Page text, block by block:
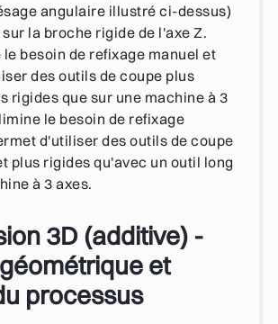
angulaire illustré ci-dessus)
la broche rigide de l'axe Z.
besoin de refixage manuel et
des outils de coupe plus
rigides que sur une machine à 3
le besoin de refixage
d'utiliser des outils de coupe
plus rigides qu'avec un outil long
à 3 axes.
3D (additive) -
et
processus